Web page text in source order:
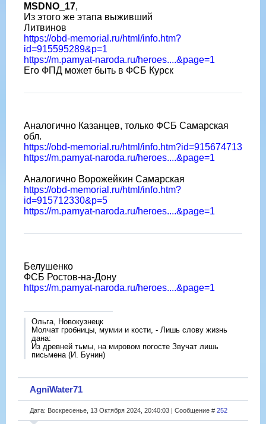
MSDNO_17,
Из этого же этапа выживший
Литвинов
https://obd-memorial.ru/html/info.htm?
id=915595289&p=1
https://m.pamyat-naroda.ru/heroes....&page=1
Его ФПД может быть в ФСБ Курск
Аналогично Казанцев, только ФСБ Самарская
обл.
https://obd-memorial.ru/html/info.htm?id=915674713
https://m.pamyat-naroda.ru/heroes....&page=1
Аналогично Ворожейкин Самарская
https://obd-memorial.ru/html/info.htm?
id=915712330&p=5
https://m.pamyat-naroda.ru/heroes....&page=1
Белушенко
ФСБ Ростов-на-Дону
https://m.pamyat-naroda.ru/heroes....&page=1
Ольга, Новокузнецк
Молчат гробницы, мумии и кости, - Лишь слову жизнь
дана:
Из древней тьмы, на мировом погосте Звучат лишь
письмена (И. Бунин)
AgniWater71
Дата: Воскресенье, 13 Октября 2024, 20:40:03 | Сообщение # 252